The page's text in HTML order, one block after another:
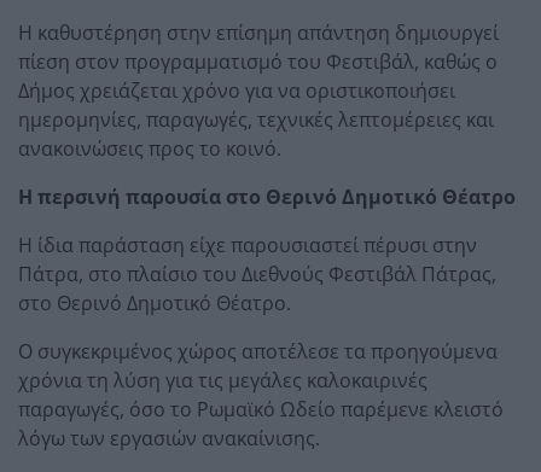
Η καθυστέρηση στην επίσημη απάντηση δημιουργεί
πίεση στον προγραμματισμό του Φεστιβάλ, καθώς ο
Δήμος χρειάζεται χρόνο για να οριστικοποιήσει
ημερομηνίες, παραγωγές, τεχνικές λεπτομέρειες και
ανακοινώσεις προς το κοινό.
Η περσινή παρουσία στο Θερινό Δημοτικό Θέατρο
Η ίδια παράσταση είχε παρουσιαστεί πέρυσι στην
Πάτρα, στο πλαίσιο του Διεθνούς Φεστιβάλ Πάτρας,
στο Θερινό Δημοτικό Θέατρο.
Ο συγκεκριμένος χώρος αποτέλεσε τα προηγούμενα
χρόνια τη λύση για τις μεγάλες καλοκαιρινές
παραγωγές, όσο το Ρωμαϊκό Ωδείο παρέμενε κλειστό
λόγω των εργασιών ανακαίνισης.